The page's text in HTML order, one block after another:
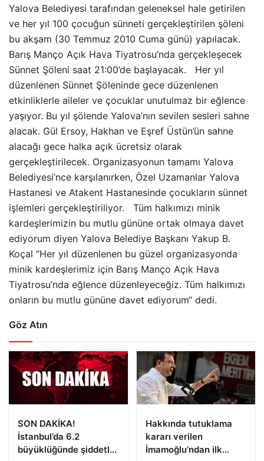
Yalova Belediyesi tarafından geleneksel hale getirilen
ve her yıl 100 çocuğun sünneti gerçekleştirilen şöleni
bu akşam (30 Temmuz 2010 Cuma günü) yapılacak.
Barış Manço Açık Hava Tiyatrosu’nda gerçekleşecek
Sünnet Şöleni saat 21:00’de başlayacak. Her yıl
düzenlenen Sünnet Şöleninde gece düzenlenen
etkinliklerle aileler ve çocuklar unutulmaz bir eğlence
yaşıyor. Bu yıl şölende Yalova’nın sevilen sesleri sahne
alacak. Gül Ersoy, Hakhan ve Eşref Üstün’ün sahne
alacağı gece halka açık ücretsiz olarak
gerçekleştirilecek. Organizasyonun tamamı Yalova
Belediyesi’nce karşılanırken, Özel Uzamanlar Yalova
Hastanesi ve Atakent Hastanesinde çocukların sünnet
işlemleri gerçekleştiriliyor. Tüm halkımızı minik
kardeşlerimizin bu mutlu gününe ortak olmaya davet
ediyorum diyen Yalova Belediye Başkanı Yakup B.
Koçal “Her yıl düzenlenen bu güzel organizasyonda
minik kardeşlerimiz için Barış Manço Açık Hava
Tiyatrosu’nda eğlence düzenleyeceğiz. Tüm halkımızı
onların bu mutlu gününe davet ediyorum“ dedi.
Göz Atın
SON DAKİKA!
İstanbul’da 6.2
büyüklüğünde şiddetli
Hakkında tutuklama
kararı verilen
İmamoğlu’ndan ilk